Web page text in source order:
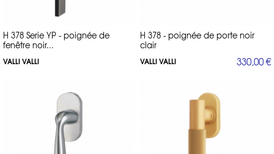
H 378 Serie YP - poignée de
fenêtre noir...
VALLI VALLI
H 378 - poignée de porte noir
clair
VALLI VALLI 330,00 €